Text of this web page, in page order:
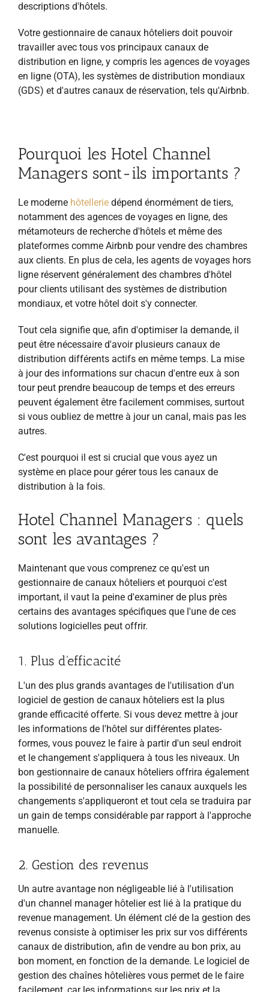
descriptions d'hôtels.
Votre gestionnaire de canaux hôteliers doit pouvoir
travailler avec tous vos principaux canaux de
distribution en ligne, y compris les agences de voyages
en ligne (OTA), les systèmes de distribution mondiaux
(GDS) et d'autres canaux de réservation, tels qu'Airbnb.
Pourquoi les Hotel Channel
Managers sont-ils importants ?
Le moderne hôtellerie dépend énormément de tiers,
notamment des agences de voyages en ligne, des
métamoteurs de recherche d'hôtels et même des
plateformes comme Airbnb pour vendre des chambres
aux clients. En plus de cela, les agents de voyages hors
ligne réservent généralement des chambres d'hôtel
pourclients utilisant des systèmes de distribution
mondiaux, et votre hôtel doit s'y connecter.
Tout cela signifie que, afin d'optimiser la demande, il
peut être nécessaire d'avoir plusieurs canaux de
distribution différents actifs en même temps. La mise
à jour des informations sur chacun d'entre eux à son
tour peut prendre beaucoup de temps et des erreurs
peuvent également être facilement commises, surtout
si vous oubliez de mettre à jour un canal, mais pas les
autres.
C'est pourquoi il est si crucial que vous ayez un
système en place pour gérer tous les canaux de
distribution à la fois.
Hotel Channel Managers : quels
sont les avantages ?
Maintenant que vous comprenez ce qu'est un
gestionnaire de canaux hôteliers et pourquoi c'est
important, il vaut la peine d'examiner de plus près
certains des avantages spécifiques que l'une de ces
solutions logicielles peut offrir.
1. Plus d'efficacité
L'un des plus grands avantages de l'utilisation d'un
logiciel de gestion de canaux hôteliers est la plus
grande efficacité offerte. Si vous devez mettre à jour
les informations de l'hôtel sur différentes plates-
formes, vous pouvez le faire à partir d'un seul endroit
et le changement s'appliquera à tous les niveaux. Un
bon gestionnaire de canaux hôteliers offrira également
la possibilité de personnaliser les canaux auxquels les
changements s'appliqueront et tout cela se traduira par
un gain de temps considérable par rapport à l'approche
manuelle.
2. Gestion des revenus
Un autre avantage non négligeable lié à l'utilisation
d'un channel manager hôtelier est lié à la pratique du
revenue management. Un élément clé de la gestion des
revenus consiste à optimiser les prix sur vos différents
canaux de distribution, afin de vendre au bon prix, au
bon moment, en fonction de la demande. Le logiciel de
gestion des chaînes hôtelières vous permet de le faire